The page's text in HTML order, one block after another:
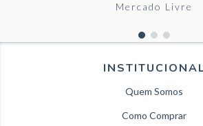
Mercado Livre
Quem Somos
Como Comprar